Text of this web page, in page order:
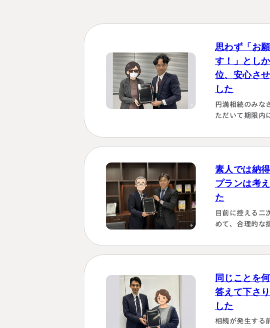
思わず「お
す！」とし
位、安心さ
した
円満相続のみな
ただいて期限内
も感謝しております。
理由～👌「税務
す！！」と、少
く、一切のガー
に、まっすぐこ
かり見て言って
はこの方にすべ
しかない！！と
ない位、安心…
素人では納
プランは考
た
目前に控える二
めて、合理的な
いも含めて、素
る節税プランは
同じことを
答えて下さ
した
相続が発生する